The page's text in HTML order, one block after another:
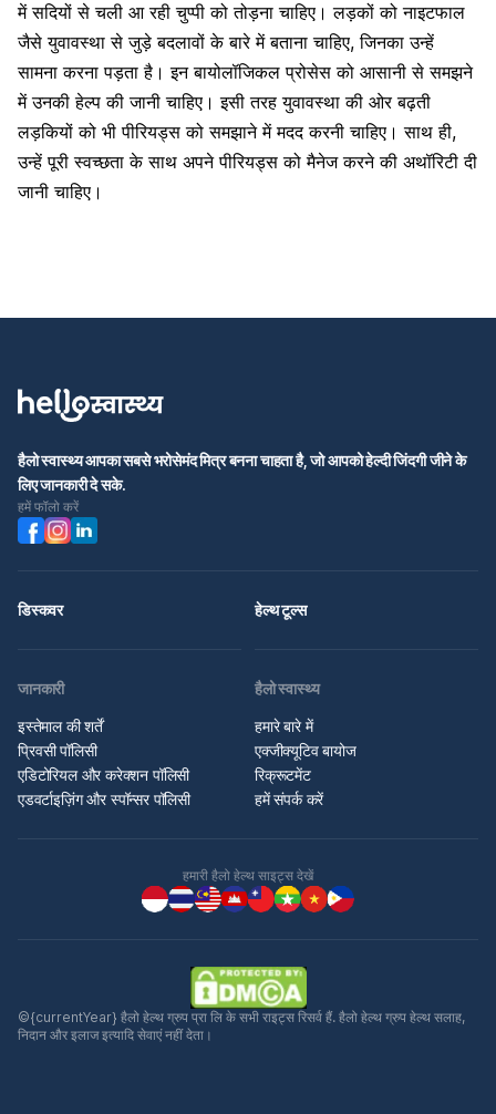
में सदियों से चली आ रही चुप्पी को तोड़ना चाहिए। लड़कों को नाइटफाल
जैसे युवावस्था से जुड़े बदलावों के बारे में बताना चाहिए, जिनका उन्हें
सामना करना पड़ता है। इन बायोलॉजिकल प्रोसेस को आसानी से समझने
में उनकी हेल्प की जानी चाहिए। इसी तरह युवावस्था की ओर बढ़ती
लड़कियों को भी पीरियड्स को समझाने में मदद करनी चाहिए। साथ ही,
उन्हें पूरी स्वच्छता के साथ अपने पीरियड्स को मैनेज करने की अथॉरिटी दी
जानी चाहिए।
हैलो स्वास्थ्य आपका सबसे भरोसेमंद मित्र बनना चाहता है, जो आपको हेल्दी जिंदगी जीने के
लिए जानकारी दे सके.
हमें फॉलो करें
डिस्कवर हेल्थ टूल्स
जानकारी
इस्तेमाल की शर्तें
प्रिवसी पॉलिसी
एडिटोरियल और करेक्शन पॉलिसी
एडवर्टाइज़िंग और स्पॉन्सर पॉलिसी
हैलो स्वास्थ्य
हमारे बारे में
एक्जीक्यूटिव बायोज
रिक्रूटमेंट
हमें संपर्क करें
हमारी हैलो हेल्थ साइट्स देखें
©{currentYear} हैलो हेल्थ ग्रुप प्रा लि के सभी राइट्स रिसर्व हैं. हैलो हेल्थ ग्रुप हेल्थ सलाह,
निदान और इलाज इत्यादि सेवाएं नहीं देता।